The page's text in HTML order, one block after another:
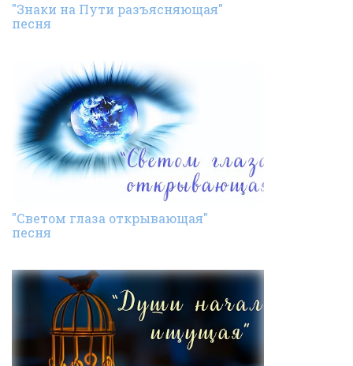
"Знаки на Пути разъясняющая"
песня
"Светом глаза открывающая"
песня